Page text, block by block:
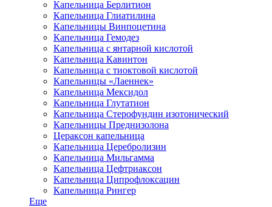
Капельница Берлитион
Капельница Глиатилина
Капельницы Винпоцетина
Капельница Гемодез
Капельница с янтарной кислотой
Капельница Кавинтон
Капельница с тиоктовой кислотой
Капельницы «Лаеннек»
Капельница Мексидол
Капельница Глутатион
Капельница Стерофундин изотонический
Капельницы Преднизолона
Цераксон капельница
Капельница Церебролизин
Капельница Мильгамма
Капельница Цефтриаксон
Капельница Ципрофлоксацин
Капельница Рингер
Еще